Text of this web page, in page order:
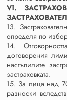
VІ.
13.
определя по
14.
договорения
настъпилите
застраховката.
15. За лица над
разноски